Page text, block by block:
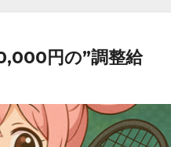
円の”調整給